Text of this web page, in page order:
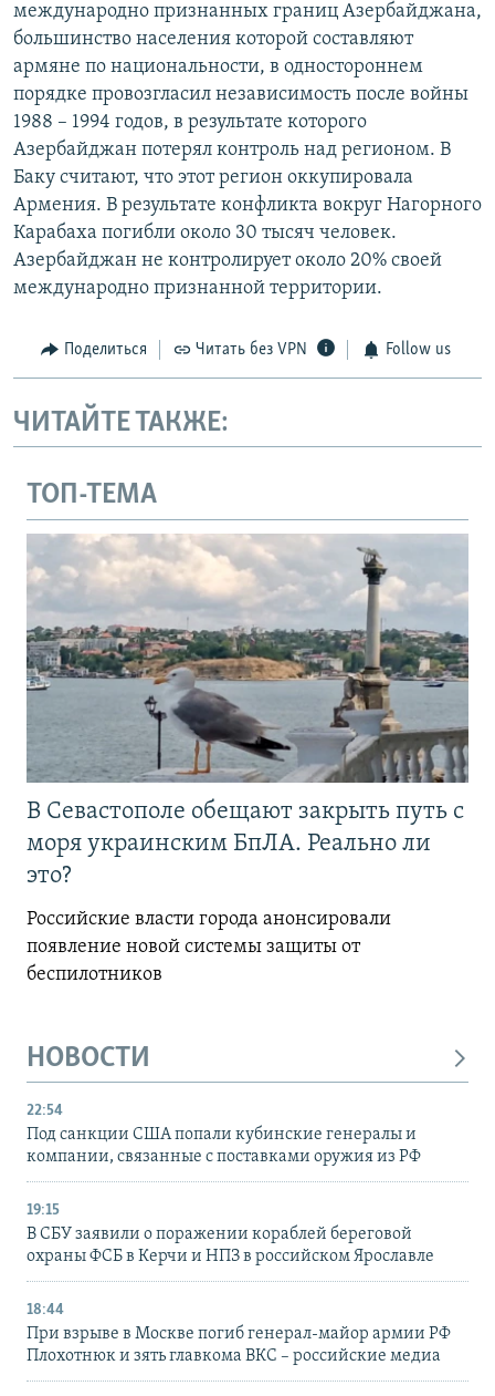
международно признанных границ Азербайджана,
большинство населения которой составляют
армяне по национальности, в одностороннем
порядке провозгласил независимость после войны
1988 – 1994 годов, в результате которого
Азербайджан потерял контроль над регионом. В
Баку считают, что этот регион оккупировала
Армения. В результате конфликта вокруг Нагорного
Карабаха погибли около 30 тысяч человек.
Азербайджан не контролирует около 20% своей
международно признанной территории.
Поделиться Читать без VPN Follow us
ЧИТАЙТЕ ТАКЖЕ:
ТОП-ТЕМА
В Севастополе обещают закрыть путь с
моря украинским БпЛА. Реально ли
это?
Российские власти города анонсировали
появление новой системы защиты от
беспилотников
НОВОСТИ
22:54
Под санкции США попали кубинские генералы и
компании, связанные с поставками оружия из РФ
19:15
В СБУ заявили о поражении кораблей береговой
охраны ФСБ в Керчи и НПЗ в российском Ярославле
18:44
При взрыве в Москве погиб генерал-майор армии РФ
Плохотнюк и зять главкома ВКС – российские медиа